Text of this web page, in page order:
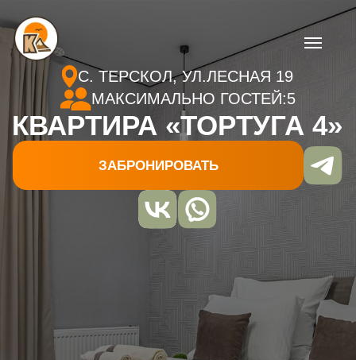
С. ТЕРСКОЛ, УЛ.ЛЕСНАЯ 19
МАКСИМАЛЬНО ГОСТЕЙ:5
КВАРТИРА «ТОРТУГА 4»
ЗАБРОНИРОВАТЬ